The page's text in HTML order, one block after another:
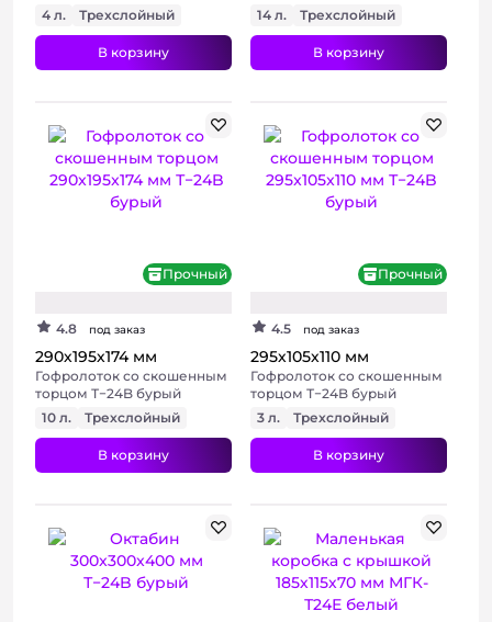
+ 4 фото
4 л.
Трехслойный
В корзину
14 л.
Трехслойный
В корзину
Прочный
4.8 под заказ
290х195х174 мм
Гофролоток со скошенным
торцом Т−24B бурый
10 л.
Трехслойный
В корзину
Прочный
4.5 под заказ
295х105х110 мм
Гофролоток со скошенным
торцом Т−24B бурый
3 л.
Трехслойный
В корзину